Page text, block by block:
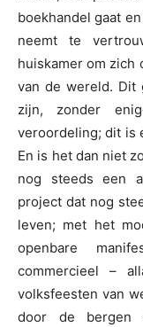
boekhandel gaat
neemt te
huiskamer om zich
van de wereld. Dit
zijn, zonder
veroordeling; dit is
En is het dan niet
nog steeds een
project dat nog
leven; met het
openbare
commercieel –
volksfeesten van
door de bergen